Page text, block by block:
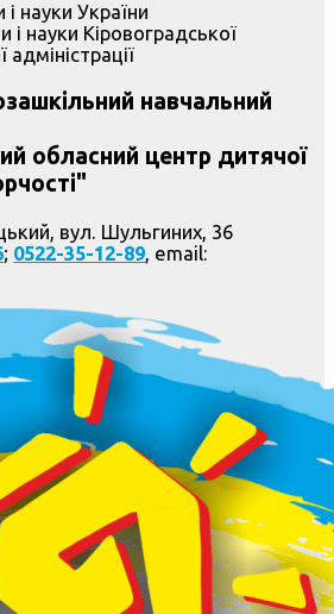
і науки України
і науки Кіровоградської
адміністрації
навчальний
обласний центр дитячої
вул. Шульгиних, 36
; 0522-35-12-89, email: